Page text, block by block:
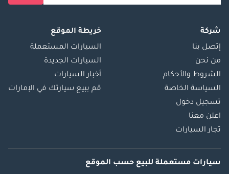
شركة
إتصل بنا
من نحن
الشروط والأحكام
السياسة الخاصة
تسجيل دخول
اعلن معنا
تجار السيارات
خريطة الموقع
السيارات المستعملة
السيارات الجديدة
أخبار السيارات
قم ببيع سيارتك في الإمارات
سيارات مستعملة للبيع حسب الموقع